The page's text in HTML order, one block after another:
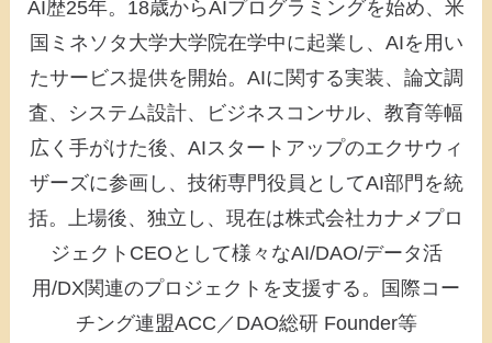
AI歴25年。18歳からAIプログラミングを始め、米
国ミネソタ大学大学院在学中に起業し、AIを用い
たサービス提供を開始。AIに関する実装、論文調
査、システム設計、ビジネスコンサル、教育等幅
広く手がけた後、AIスタートアップのエクサウィ
ザーズに参画し、技術専門役員としてAI部門を統
括。上場後、独立し、現在は株式会社カナメプロ
ジェクトCEOとして様々なAI/DAO/データ活
用/DX関連のプロジェクトを支援する。国際コー
チング連盟ACC／DAO総研 Founder等